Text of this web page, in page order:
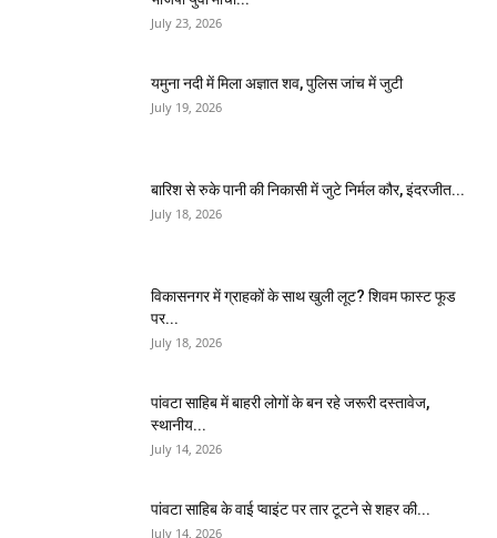
July 23, 2026
यमुना नदी में मिला अज्ञात शव, पुलिस जांच में जुटी
July 19, 2026
बारिश से रुके पानी की निकासी में जुटे निर्मल कौर, इंदरजीत...
July 18, 2026
विकासनगर में ग्राहकों के साथ खुली लूट? शिवम फास्ट फूड
पर...
July 18, 2026
पांवटा साहिब में बाहरी लोगों के बन रहे जरूरी दस्तावेज,
स्थानीय...
July 14, 2026
पांवटा साहिब के वाई प्वाइंट पर तार टूटने से शहर की...
July 14, 2026